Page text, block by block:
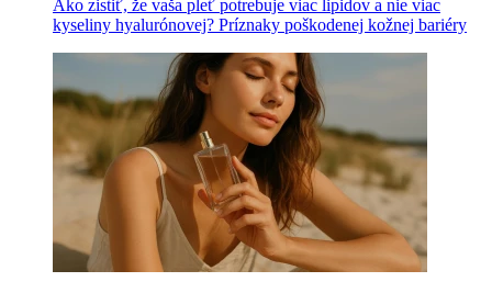
Ako zistiť, že vaša pleť potrebuje viac lipidov a nie viac
kyseliny hyalurónovej? Príznaky poškodenej kožnej bariéry